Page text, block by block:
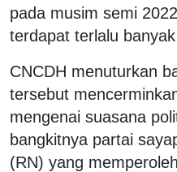
pada musim semi
terdapat terlalu
CNCDH menuturkan
tersebut
mengenai suasana
bangkitnya partai
(RN) yang